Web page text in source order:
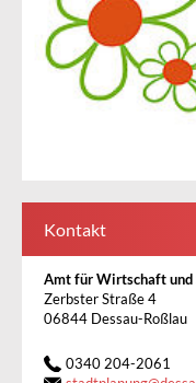
Kontakt
Amt für Wirtschaft und
Zerbster Straße 4
06844 Dessau-Roßlau
0340 204-2061